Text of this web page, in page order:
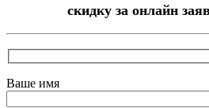
скидку за онлайн
Ваше имя